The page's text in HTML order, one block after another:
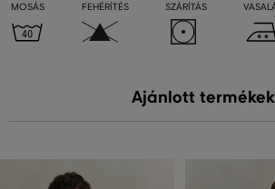
MOSÁS FEHÉRÍTÉS SZÁRÍTÁS
Ajánlott termékek